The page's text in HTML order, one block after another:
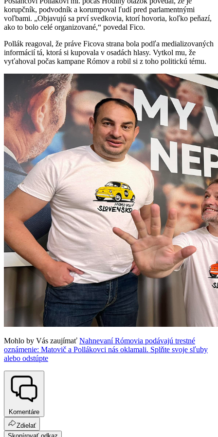
korupčník, podvodník a korumpoval ľudí pred parlamentnými
voľbami. „Objavujú sa prví svedkovia, ktorí hovoria, koľko peňazí,
ako to bolo celé organizované,“ povedal Fico.
Pollák reagoval, že práve Ficova strana bola podľa medializovaných
informácií tá, ktorá si kupovala v osadách hlasy. Vytkol mu, že
vyťahoval počas kampane Rómov a robil si z toho politickú tému.
Mohlo by Vás zaujímať Nahnevaní Rómovia podávajú trestné
oznámenie: Matovič a Pollákovci nás oklamali. Splňte svoje sľuby
alebo odstúpte
Komentáre
Zdielať